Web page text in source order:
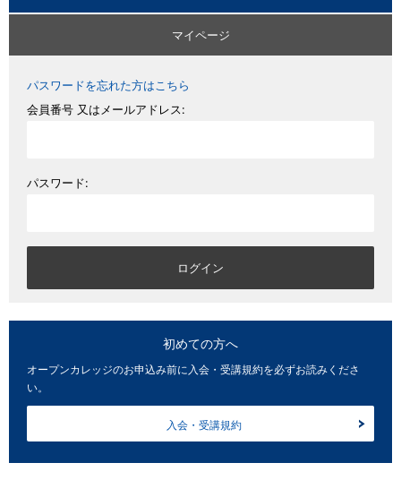
マイページ
パスワードを忘れた方はこちら
会員番号 又はメールアドレス:
パスワード:
初めての方へ
オープンカレッジのお申込み前に入会・受講規約を必ずお読みくださ
い。
入会・受講規約